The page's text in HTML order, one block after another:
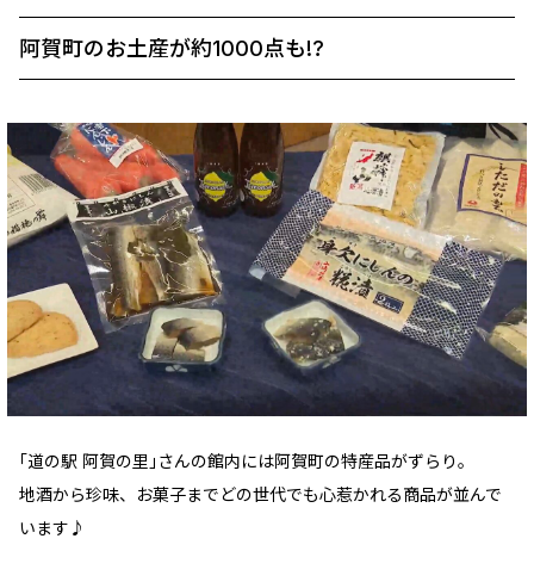
阿賀町のお土産が約1000点も!?
｢道の駅 阿賀の里｣さんの館内には阿賀町の特産品がずらり。
地酒から珍味、お菓子までどの世代でも心惹かれる商品が並んで
います♪